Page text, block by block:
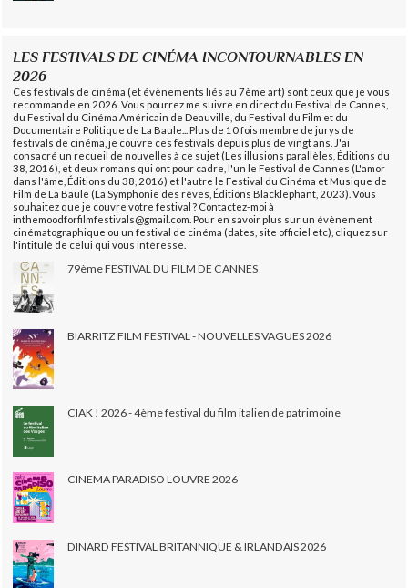
LES FESTIVALS DE CINÉMA INCONTOURNABLES EN
2026
Ces festivals de cinéma (et évènements liés au 7ème art) sont ceux que je vous
recommande en 2026. Vous pourrez me suivre en direct du Festival de Cannes,
du Festival du Cinéma Américain de Deauville, du Festival du Film et du
Documentaire Politique de La Baule... Plus de 10 fois membre de jurys de
festivals de cinéma, je couvre ces festivals depuis plus de vingt ans. J'ai
consacré un recueil de nouvelles à ce sujet (Les illusions parallèles, Éditions du
38, 2016), et deux romans qui ont pour cadre, l'un le Festival de Cannes (L'amor
dans l'âme, Éditions du 38, 2016) et l'autre le Festival du Cinéma et Musique de
Film de La Baule (La Symphonie des rêves, Éditions Blacklephant, 2023). Vous
souhaitez que je couvre votre festival ? Contactez-moi à
inthemoodforfilmfestivals@gmail.com. Pour en savoir plus sur un évènement
cinématographique ou un festival de cinéma (dates, site officiel etc), cliquez sur
l'intitulé de celui qui vous intéresse.
79ème FESTIVAL DU FILM DE CANNES
BIARRITZ FILM FESTIVAL - NOUVELLES VAGUES 2026
CIAK ! 2026 - 4ème festival du film italien de patrimoine
CINEMA PARADISO LOUVRE 2026
DINARD FESTIVAL BRITANNIQUE & IRLANDAIS 2026